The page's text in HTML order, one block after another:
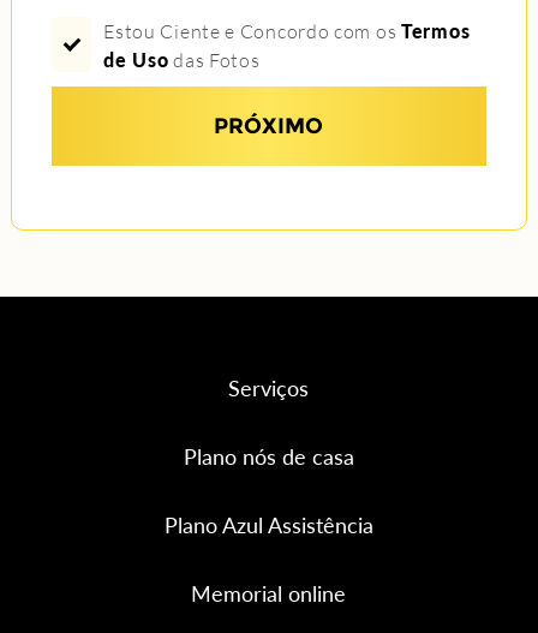
Estou Ciente e Concordo com os Termos
de Uso das Fotos
PRÓXIMO
Serviços
Plano nós de casa
Plano Azul Assistência
Memorial online